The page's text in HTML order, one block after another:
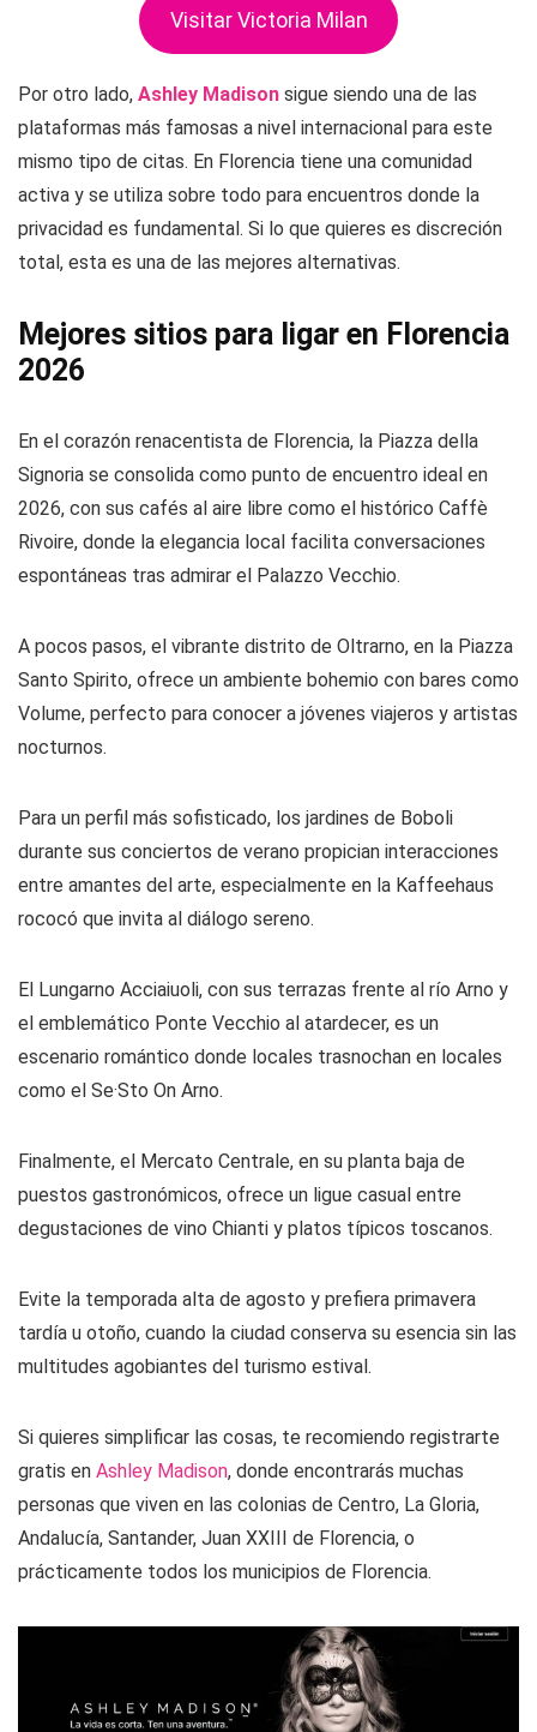
Visitar Victoria Milan
Por otro lado, Ashley Madison sigue siendo una de las
plataformas más famosas a nivel internacional para este
mismo tipo de citas. En Florencia tiene una comunidad
activa y se utiliza sobre todo para encuentros donde la
privacidad es fundamental. Si lo que quieres es discreción
total, esta es una de las mejores alternativas.
Mejores sitios para ligar en Florencia
2026
En el corazón renacentista de Florencia, la Piazza della
Signoria se consolida como punto de encuentro ideal en
2026, con sus cafés al aire libre como el histórico Caffè
Rivoire, donde la elegancia local facilita conversaciones
espontáneas tras admirar el Palazzo Vecchio.
A pocos pasos, el vibrante distrito de Oltrarno, en la Piazza
Santo Spirito, ofrece un ambiente bohemio con bares como
Volume, perfecto para conocer a jóvenes viajeros y artistas
nocturnos.
Para un perfil más sofisticado, los jardines de Boboli
durante sus conciertos de verano propician interacciones
entre amantes del arte, especialmente en la Kaffeehaus
rococó que invita al diálogo sereno.
El Lungarno Acciaiuoli, con sus terrazas frente al río Arno y
el emblemático Ponte Vecchio al atardecer, es un
escenario romántico donde locales trasnochan en locales
como el Se·Sto On Arno.
Finalmente, el Mercato Centrale, en su planta baja de
puestos gastronómicos, ofrece un ligue casual entre
degustaciones de vino Chianti y platos típicos toscanos.
Evite la temporada alta de agosto y prefiera primavera
tardía u otoño, cuando la ciudad conserva su esencia sin las
multitudes agobiantes del turismo estival.
Si quieres simplificar las cosas, te recomiendo registrarte
gratis en Ashley Madison, donde encontrarás muchas
personas que viven en las colonias de Centro, La Gloria,
Andalucía, Santander, Juan XXIII de Florencia, o
prácticamente todos los municipios de Florencia.